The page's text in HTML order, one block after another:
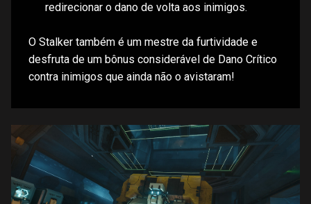
redirecionar o dano de volta aos inimigos.
O Stalker também é um mestre da furtividade e
desfruta de um bônus considerável de Dano Crítico
contra inimigos que ainda não o avistaram!